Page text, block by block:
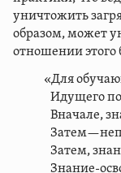
уничтожить
образом, может
отношении этого
«Для
Идущего
Вначале,
Затем,
Знание-